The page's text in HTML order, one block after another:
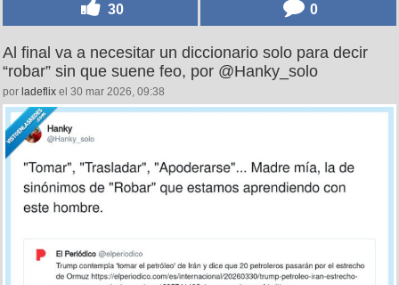
30 0
Al final va a necesitar un diccionario solo para decir
“robar” sin que suene feo, por @Hanky_solo
por ladeflix el 30 mar 2026, 09:38